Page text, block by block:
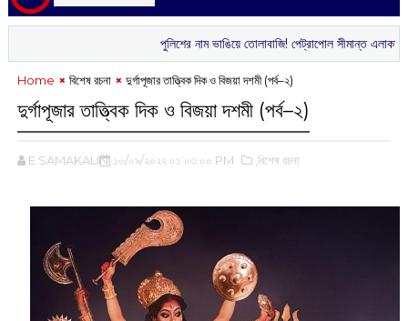
পুলিশের নাম ভাঙিয়ে তোলাবাজি! পেট্রাপোল সীমান্ত এলাকা থেকে গ্রেপ্তার
Home বিশেষ রচনা দুর্গাপূজার তাত্ত্বিক দিক ও বিজয়া দশমী (পর্ব–২)
দুর্গাপূজার তাত্ত্বিক দিক ও বিজয়া দশমী (পর্ব–২)
E SAMAKALIN ১০/০৯/২০২২ ০১:০৩:০০ PM ,বিশেষ রচনা